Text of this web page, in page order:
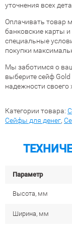
уточнения всех
Оплачивать товар
банковские карты
специальные
покупки
Мы заботимся о
выберите сейф Gold
надежности своего
Категории товара:
Сейфы для денег,
Параметр
Высота, мм
Ширина, мм